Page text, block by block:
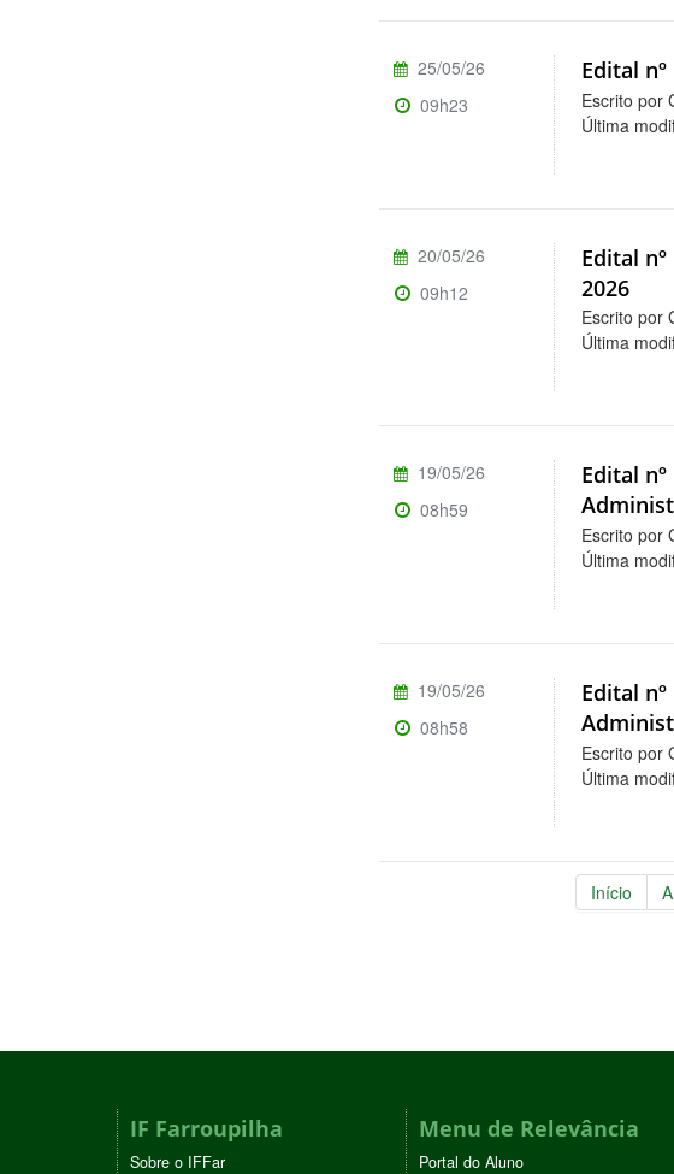
Edital
Escrito por
Última
25/05/26
09h23
Edital
2026
Escrito por
Última
20/05/26
09h12
Edital
Escrito por
Última
19/05/26
08h59
Edital
Escrito por
Última
19/05/26
08h58
Início
IF Farroupilha
Sobre o IFFar
Menu de Relevância
Portal do Aluno